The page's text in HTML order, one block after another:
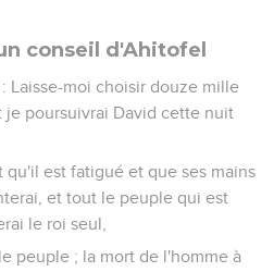
conseil d'Ahitofel
Laisse-moi choisir douze mille
je poursuivrai David cette nuit
qu'il est fatigué et que ses mains
et tout le peuple qui est
le roi seul,
peuple ; la mort de l'homme à